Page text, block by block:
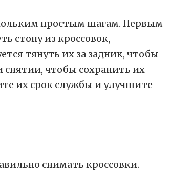
простым шагам. Первым
стопу из кроссовок,
тянуть их за задник, чтобы
снятии, чтобы сохранить их
их срок службы и улучшите
снимать кроссовки.